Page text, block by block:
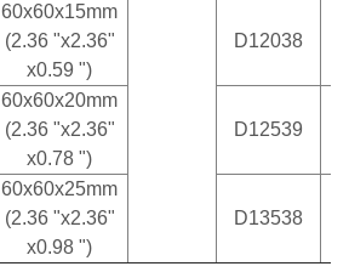
60x60x15mm
(2.36 "x2.36"
x0.59 ")
D12038
60x60x20mm
(2.36 "x2.36"
x0.78 ")
D12539
60x60x25mm
(2.36 "x2.36"
x0.98 ")
D13538